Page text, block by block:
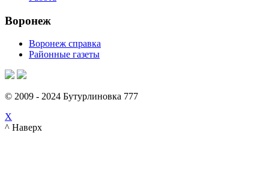
Воронеж
Воронеж справка
Районные газеты
© 2009 - 2024 Бутурлиновка 777
X
^ Наверх